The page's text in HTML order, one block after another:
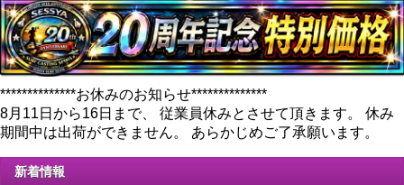
**************お休みのお知らせ**************
8月11日から16日まで、 従業員休みとさせて頂きます。 休み
期間中は出荷ができません。 あらかじめご了承願います。
新着情報